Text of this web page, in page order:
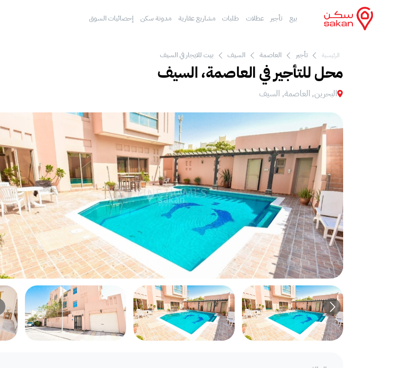
بيع تأجير عطلات طلبات مشاريع عقارية مدونة سكن إحصائيات السوق
الرئيسية تأجير العاصمة السيف بيت للايجار في السيف
محل للتأجير في العاصمة، السيف
البحرين, العاصمة, السيف